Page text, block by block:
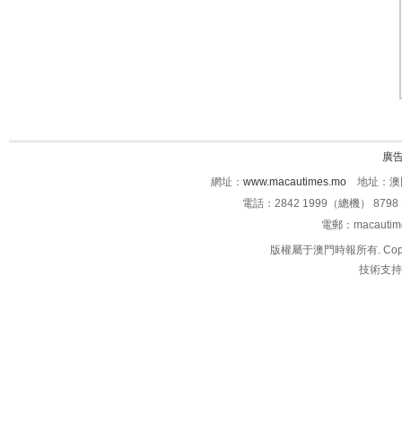
廣
網址： www.macautimes.mo 地址：澳
電話：2842 1999（總機）
電郵：
版權屬于澳門時報所有.
技術支